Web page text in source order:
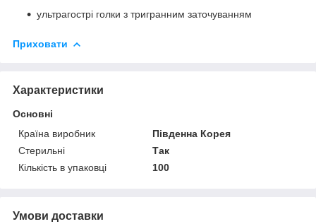
ультрагострі голки з тригранним заточуванням
Приховати
Характеристики
Основні
Країна виробник
Південна Корея
Стерильні
Так
Кількість в упаковці
100
Умови доставки